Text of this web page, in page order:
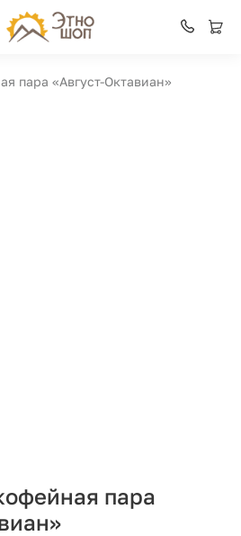
пара «Август-Октавиан»
пара